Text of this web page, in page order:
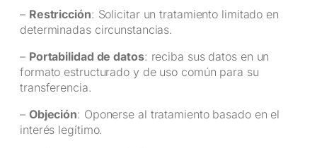
– Restricción: Solicitar un tratamiento limitado en
determinadas circunstancias.
– Portabilidad de datos: reciba sus datos en un
formato estructurado y de uso común para su
transferencia.
– Objeción: Oponerse al tratamiento basado en el
interés legítimo.